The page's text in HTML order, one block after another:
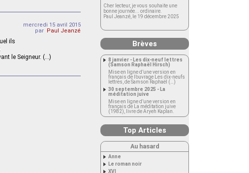
mercredi 15 avril 2015
par Paul Jeanzé
ils
le Seigneur. (…)
Cher lecteur, je vous souhaite une
bonne journée... ordinaire.
Paul Jeanzé, le 19 décembre 2025
Brèves
8 janvier - Les dix-neuf lettres
(Samson Raphaël Hirsch)
Mise en ligne d’une version en
français de l’ouvrage Les dix-neufs
lettres, de Samson Raphaël (…)
30 septembre 2025 - La
méditation juive
Mise en ligne d’une version en
français de La méditation juive
(1982), livre de Aryeh Kaplan.
Top Articles
Au hasard
Anne
Le roman noir
XVI